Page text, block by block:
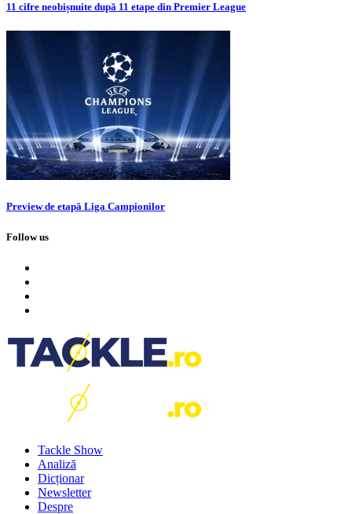
11 cifre neobișnuite după 11 etape din Premier League
Preview de etapă Liga Campionilor
Follow us
Tackle Show
Analiză
Dicționar
Newsletter
Despre